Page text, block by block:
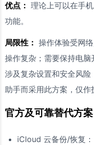
优点： 理论上可以在手
功能。
局限性： 操作体验受网
操作复杂；需要保持电脑
涉及复杂设置和安全风
助手而采用此方案，仅作
官方及可靠替代方案
iCloud 云备份/恢复